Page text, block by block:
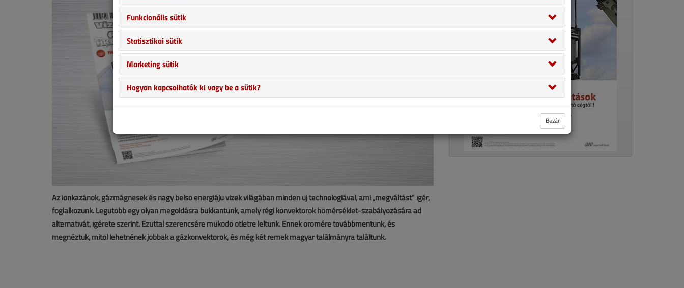
Az ionkazánok, gázmágnesek és nagy belső energiájú vizek világában minden új technológiával, ami „megváltást” ígér,
foglalkozunk. Legutóbb egy olyan megoldásra bukkantunk, amely régi konvektorok hőmérséklet-szabályozására ad
alternatívát, ígérete szerint. Ezúttal szerencsére működő ötletre leltünk. Ennek örömére továbbmentünk, és
megnéztük, mitől lehetnének jobbak a gázkonvektorok, és még két remek magyar találmányra találtunk.
Funkcionális sütik
Statisztikai sütik
Marketing sütik
Hogyan kapcsolhatók ki vagy be a sütik?
Bezár